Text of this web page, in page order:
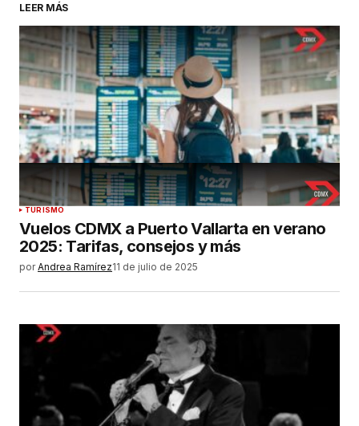
LEER MÁS
TURISMO
Vuelos CDMX a Puerto Vallarta en verano
2025: Tarifas, consejos y más
por Andrea Ramírez11 de julio de 2025